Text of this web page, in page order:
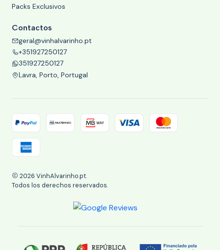
Packs Exclusivos
Contactos
geral@vinhalvarinho.pt
+351927250127
351927250127
Lavra, Porto, Portugal
2026 VinhAlvarinho.pt.
Todos los derechos reservados.